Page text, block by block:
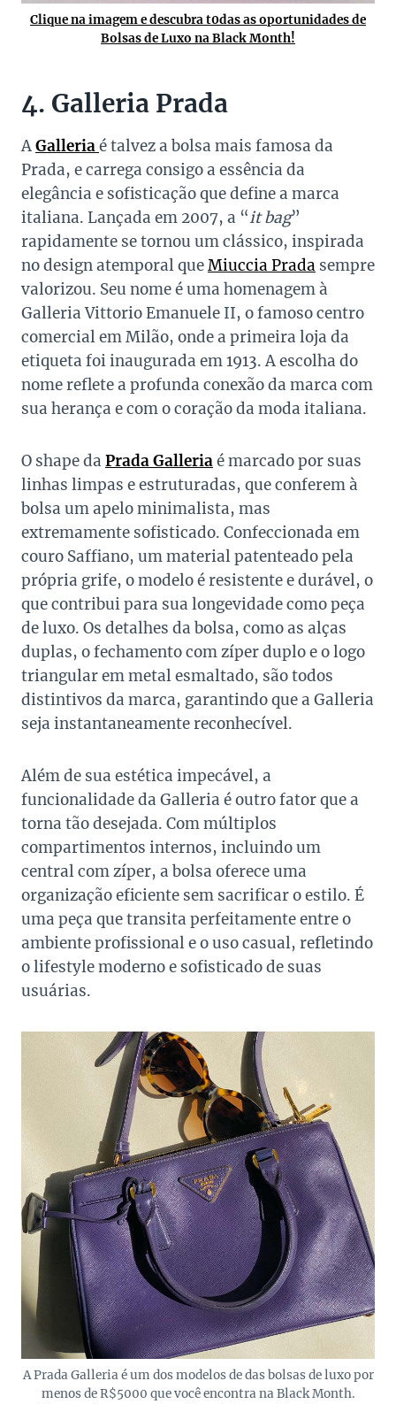
Clique na imagem e descubra t0das as oportunidades de
Bolsas de Luxo na Black Month!
4. Galleria Prada
AGalleriaé talvez a bolsa mais famosa da
Prada, e carrega consigo a essência da
elegância e sofisticação que define a marca
italiana. Lançada em 2007, a “it bag”
rapidamente se tornou um clássico, inspirada
no design atemporal queMiuccia Prada sempre
valorizou. Seu nome é uma homenagem à
Galleria Vittorio Emanuele II, o famoso centro
comercial em Milão, onde a primeira loja da
etiqueta foi inaugurada em 1913. A escolha do
nome reflete a profunda conexão da marca com
sua herança e com o coração da moda italiana.
O shape da Prada Galleriaé marcado por suas
linhas limpas e estruturadas, que conferem à
bolsa um apelo minimalista, mas
extremamente sofisticado. Confeccionada em
couro Saffiano, um material patenteado pela
própria grife, o modelo é resistente e durável, o
que contribui para sua longevidade como peça
de luxo. Os detalhes da bolsa, como as alças
duplas, o fechamento com zíper duplo e o logo
triangular em metal esmaltado, são todos
distintivos da marca, garantindo que a Galleria
seja instantaneamente reconhecível.
Além de sua estética impecável, a
funcionalidade da Galleria é outro fator que a
torna tão desejada. Com múltiplos
compartimentos internos, incluindo um
central com zíper, a bolsa oferece uma
organização eficiente sem sacrificar o estilo. É
uma peça que transita perfeitamente entre o
ambiente profissional e o uso casual, refletindo
o lifestyle moderno e sofisticado de suas
usuárias.
A Prada Galleria é um dos modelos de das bolsas de luxo por
menos de R$5000 que você encontra na Black Month.